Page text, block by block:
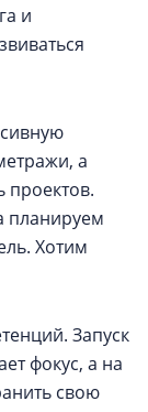
и
а
проектов.
планируем
Хотим
Запуск
фокус, а на
свою